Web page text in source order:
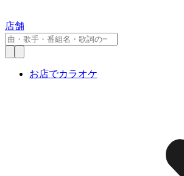
店舗
お店でカラオケ